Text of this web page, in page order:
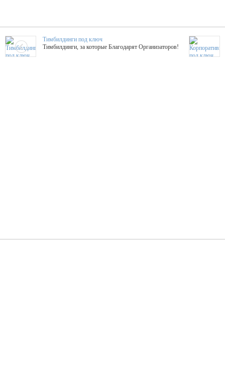
Тимбилдинги под ключ
Тимбилдинги, за которые Благодарят Организаторов!